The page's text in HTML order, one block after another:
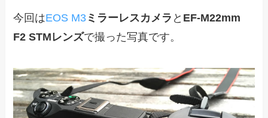
今回はEOS M3 ミラーレスカメラ と EF-M22mm
F2 STMレンズで撮った写真です。